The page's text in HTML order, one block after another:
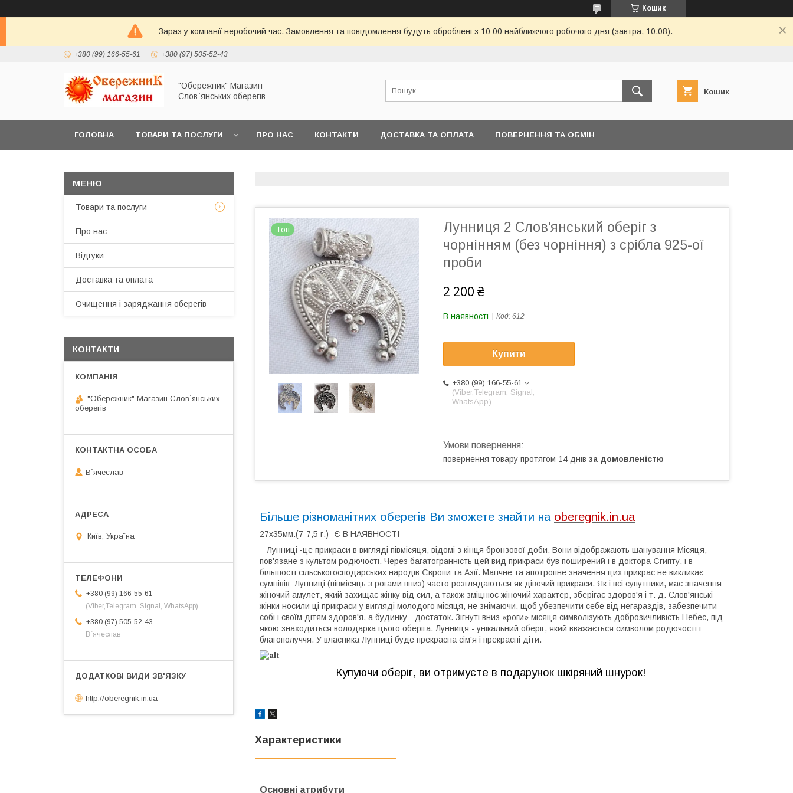
Кошик
Зараз у компанії неробочий час. Замовлення та повідомлення будуть оброблені з 10:00 найближчого робочого дня (завтра, 10.08).
+380 (99) 166-55-61 +380 (97) 505-52-43
"Обережник" Магазин
Слов`янських оберегів
Кошик
ГОЛОВНА ТОВАРИ ТА ПОСЛУГИ ПРО НАС КОНТАКТИ ДОСТАВКА ТА ОПЛАТА ПОВЕРНЕННЯ ТА ОБМІН
Топ
Лунниця 2 Слов'янський оберіг з
чорнінням (без чорніння) з срібла 925-ої
проби
2 200 ₴
В наявності Код: 612
Купити
+380 (99) 166-55-61
(Viber,Telegram, Signal,
WhatsApp)
повернення товару протягом 14 днів за домовленістю
Більше різноманітних оберегів Ви зможете знайти на oberegnik.in.ua
27х35мм.(7-7,5 г.)- Є В НАЯВНОСТІ
Лунниці -це прикраси в вигляді півмісяця, відомі з кінця бронзової доби. Вони відображають шанування Місяця,
пов'язане з культом родючості. Через багатогранність цей вид прикраси був поширений і в доктора Єгипту, і в
більшості сільськогосподарських народів Європи та Азії. Магічне та апотропне значення цих прикрас не викликає
сумнівів: Лунниці (півмісяць з рогами вниз) часто розглядаються як дівочий прикраси. Як і всі супутники, має значення
жіночий амулет, який захищає жінку від сил, а також зміцнює жіночий характер, зберігає здоров'я і т. д. Слов'янські
жінки носили ці прикраси у вигляді молодого місяця, не знімаючи, щоб убезпечити себе від негараздів, забезпечити
собі і своїм дітям здоров'я, а будинку - достаток. Зігнуті вниз «роги» місяця символізують доброзичливість Небес, під
якою знаходиться володарка цього оберіга. Лунниця - унікальний оберіг, який вважається символом родючості і
благополуччя. У власника Лунниці буде прекрасна сім'я і прекрасні діти.
Купуючи оберіг, ви отримуєте в подарунок шкіряний шнурок!
Характеристики
Основні атрибути
Товари та послуги
Про нас
Відгуки
Доставка та оплата
Очищення і заряджання оберегів
КОНТАКТИ
"Обережник" Магазин Слов`янських
оберегів
В`ячеслав
Київ, Україна
+380 (99) 166-55-61
(Viber,Telegram, Signal, WhatsApp)
+380 (97) 505-52-43
В`ячеслав
http://oberegnik.in.ua